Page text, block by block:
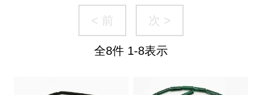
< 前 次 >
全8件 1-8表示